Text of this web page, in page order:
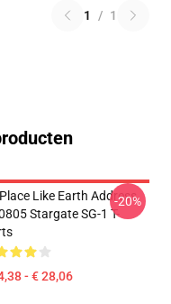
1 / 1
Like Earth Address
Stargate SG-1 T-
- € 28,06
-20%